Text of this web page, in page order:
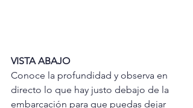
VISTA ABAJO
Conoce la profundidad y observa en
directo lo que hay justo debajo de la
embarcación para que puedas dejar